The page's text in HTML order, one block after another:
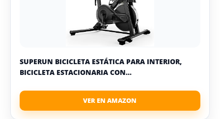
SUPERUN BICICLETA ESTÁTICA PARA INTERIOR,
BICICLETA ESTACIONARIA CON...